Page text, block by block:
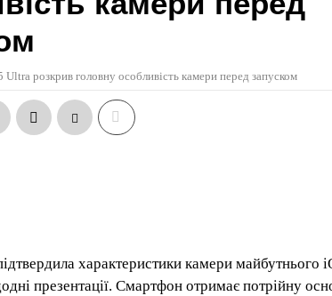
Ultra розкрив головну особливість камери перед запуском
характеристики камери майбутнього
презентації. Смартфон отримає потрійну